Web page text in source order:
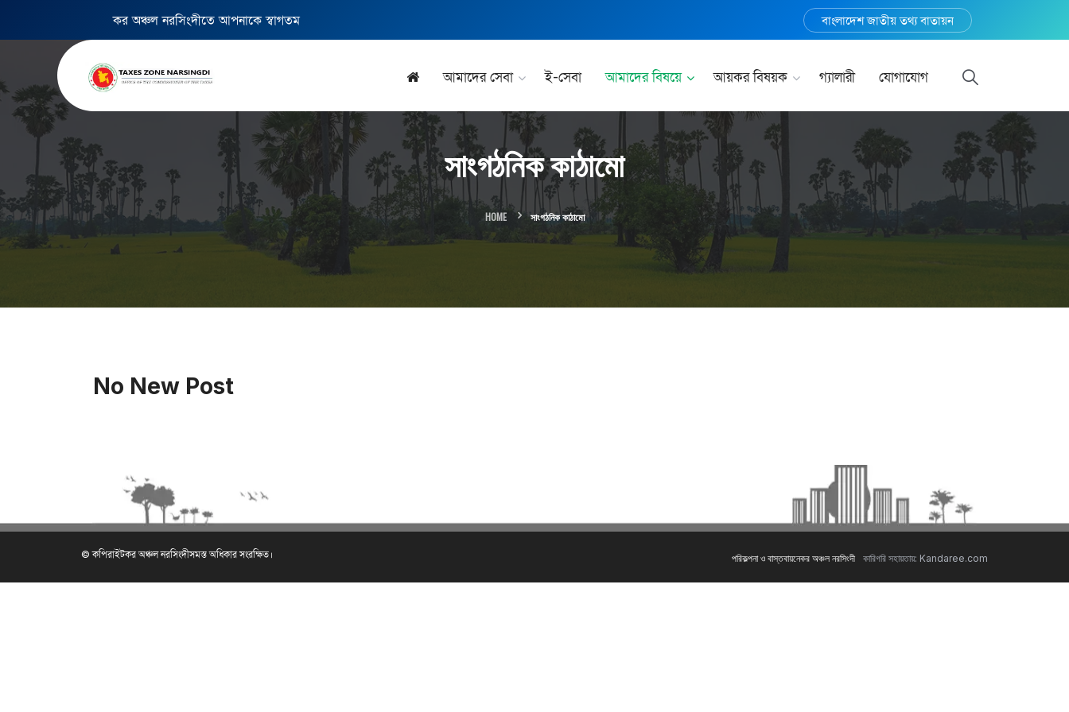
কর অঞ্চল নরসিংদীতে আপনাকে স্বাগতম বাংলাদেশ জাতীয় তথ্য বাতায়ন
আমাদের সেবা ই-সেবা আমাদের বিষয়ে আয়কর বিষয়ক গ্যালারী যোগাযোগ
সাংগঠনিক কাঠামো
HOME সাংগঠনিক কাঠামো
No New Post
© কপিরাইটকর অঞ্চল নরসিংদীসমস্ত অধিকার সংরক্ষিত। পরিকল্পনা ও বাস্তবায়নেকর অঞ্চল নরসিংদী কারিগরি সহায়তায়: Kandaree.com